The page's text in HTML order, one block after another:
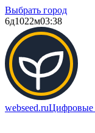
Выбрать город
6д1022м03:38
webseed.ruЦифровые